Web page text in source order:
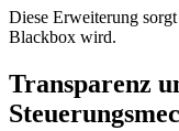
Diese Erweiterung
Blackbox wird.
Transparenz